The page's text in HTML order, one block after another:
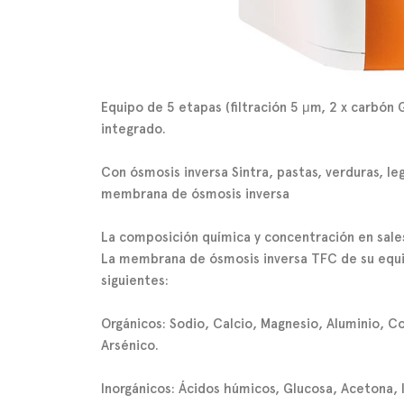
Equipo de 5 etapas (filtración 5 μm, 2 x carbón
integrado.
Con ósmosis inversa Sintra, pastas, verduras,
membrana de ósmosis inversa
La composición química y concentración en
La membrana de ósmosis inversa TFC de su
siguientes:
Orgánicos: Sodio, Calcio, Magnesio, Aluminio,
Arsénico.
Inorgánicos: Ácidos húmicos, Glucosa,